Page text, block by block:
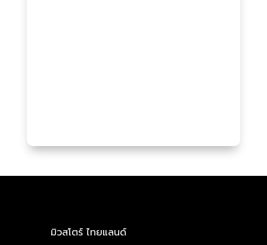
มิวสโตร์ ไทยแลนด์